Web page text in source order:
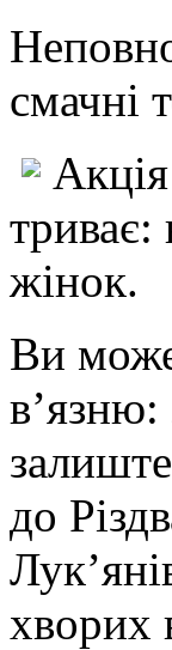
смачні
триває:
жінок.
Ви
в’язню:
до
хворих